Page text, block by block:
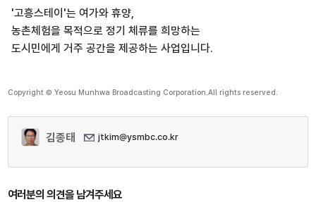
'고흥스테이'는 여가와 휴양,
농촌체험을 목적으로 정기 체류를 희망하는
도시민에게 거주 공간을 제공하는 사업입니다.
Copyright © Yeosu Munhwa Broadcasting Corporation.All rights reserved.
김종태 jtkim@ysmbc.co.kr
여러분의 의견을 남겨주세요